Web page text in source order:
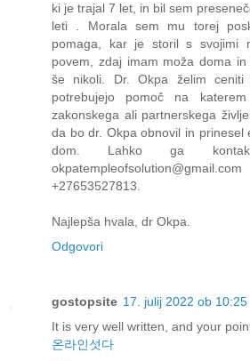
ki je trajal 7 let, in bil sem
leti . Morala sem mu torej
pomaga, kar je storil s svojimi
povem, zdaj imam moža doma
še nikoli. Dr. Okpa želim
potrebujejo pomoč na
zakonskega ali partnerskega
da bo dr. Okpa obnovil in prinesel
dom. Lahko ga
+27653527813.
Najlepša hvala, dr Okpa.
Odgovori
gostopsite 17. julij 2022 ob 10:25
It is very well written, and your
온라인섯다